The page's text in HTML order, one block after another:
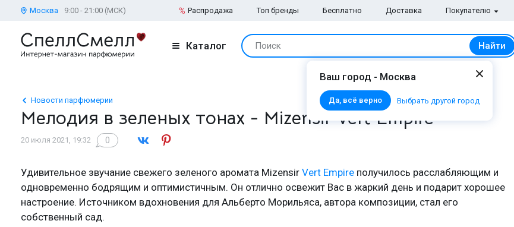
Москва 9:00 - 21:00 (МСК) Распродажа Топ бренды Бесплатно Доставка Покупателю
Каталог Поиск Найти
Ваш город - Москва
Да, всё верно Выбрать другой город
Новости парфюмерии
Мелодия в зеленых тонах - Mizensir Vert Empire
20 июля 2021, 19:32 0
Удивительное звучание свежего зеленого аромата Mizensir Vert Empire получилось расслабляющим и
одновременно бодрящим и оптимистичным. Он отлично освежит Вас в жаркий день и подарит хорошее
настроение. Источником вдохновения для Альберто Морильяса, автора композиции, стал его
собственный сад.